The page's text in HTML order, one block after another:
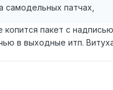
самодельных патчах,
копится пакет с
в выходные итп.